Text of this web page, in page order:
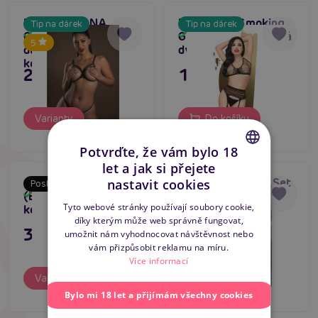
Tip na dárek
5
Daring SABINA
Crotchless Set,
dámský erotický
komplet
Skladem
23,80 €
Varianty
Tip na dárek
Penthouse Smoking
Gun (Black), erotická
dvoudílná souprava
Skladem
13,96 €
Do košíku
Poslední šance
Casmir MIRELLA Set
(Black), elegantní
komplet
Skladem
39,80 €
Varianty
Poslední šance
Casmir MIRELLA Set
Open Bra (Black),
elegantní komplet
39,80 €
ENGLISH
Potvrďte, že vám bylo 18
let a jak si přejete
nastavit cookies
Tyto webové stránky používají soubory cookie,
díky kterým může web správně fungovat,
umožnit nám vyhodnocovat návštěvnost nebo
vám přizpůsobit reklamu na míru.
Více informací
Bylo mi 18 let a přijímám všechny cookies